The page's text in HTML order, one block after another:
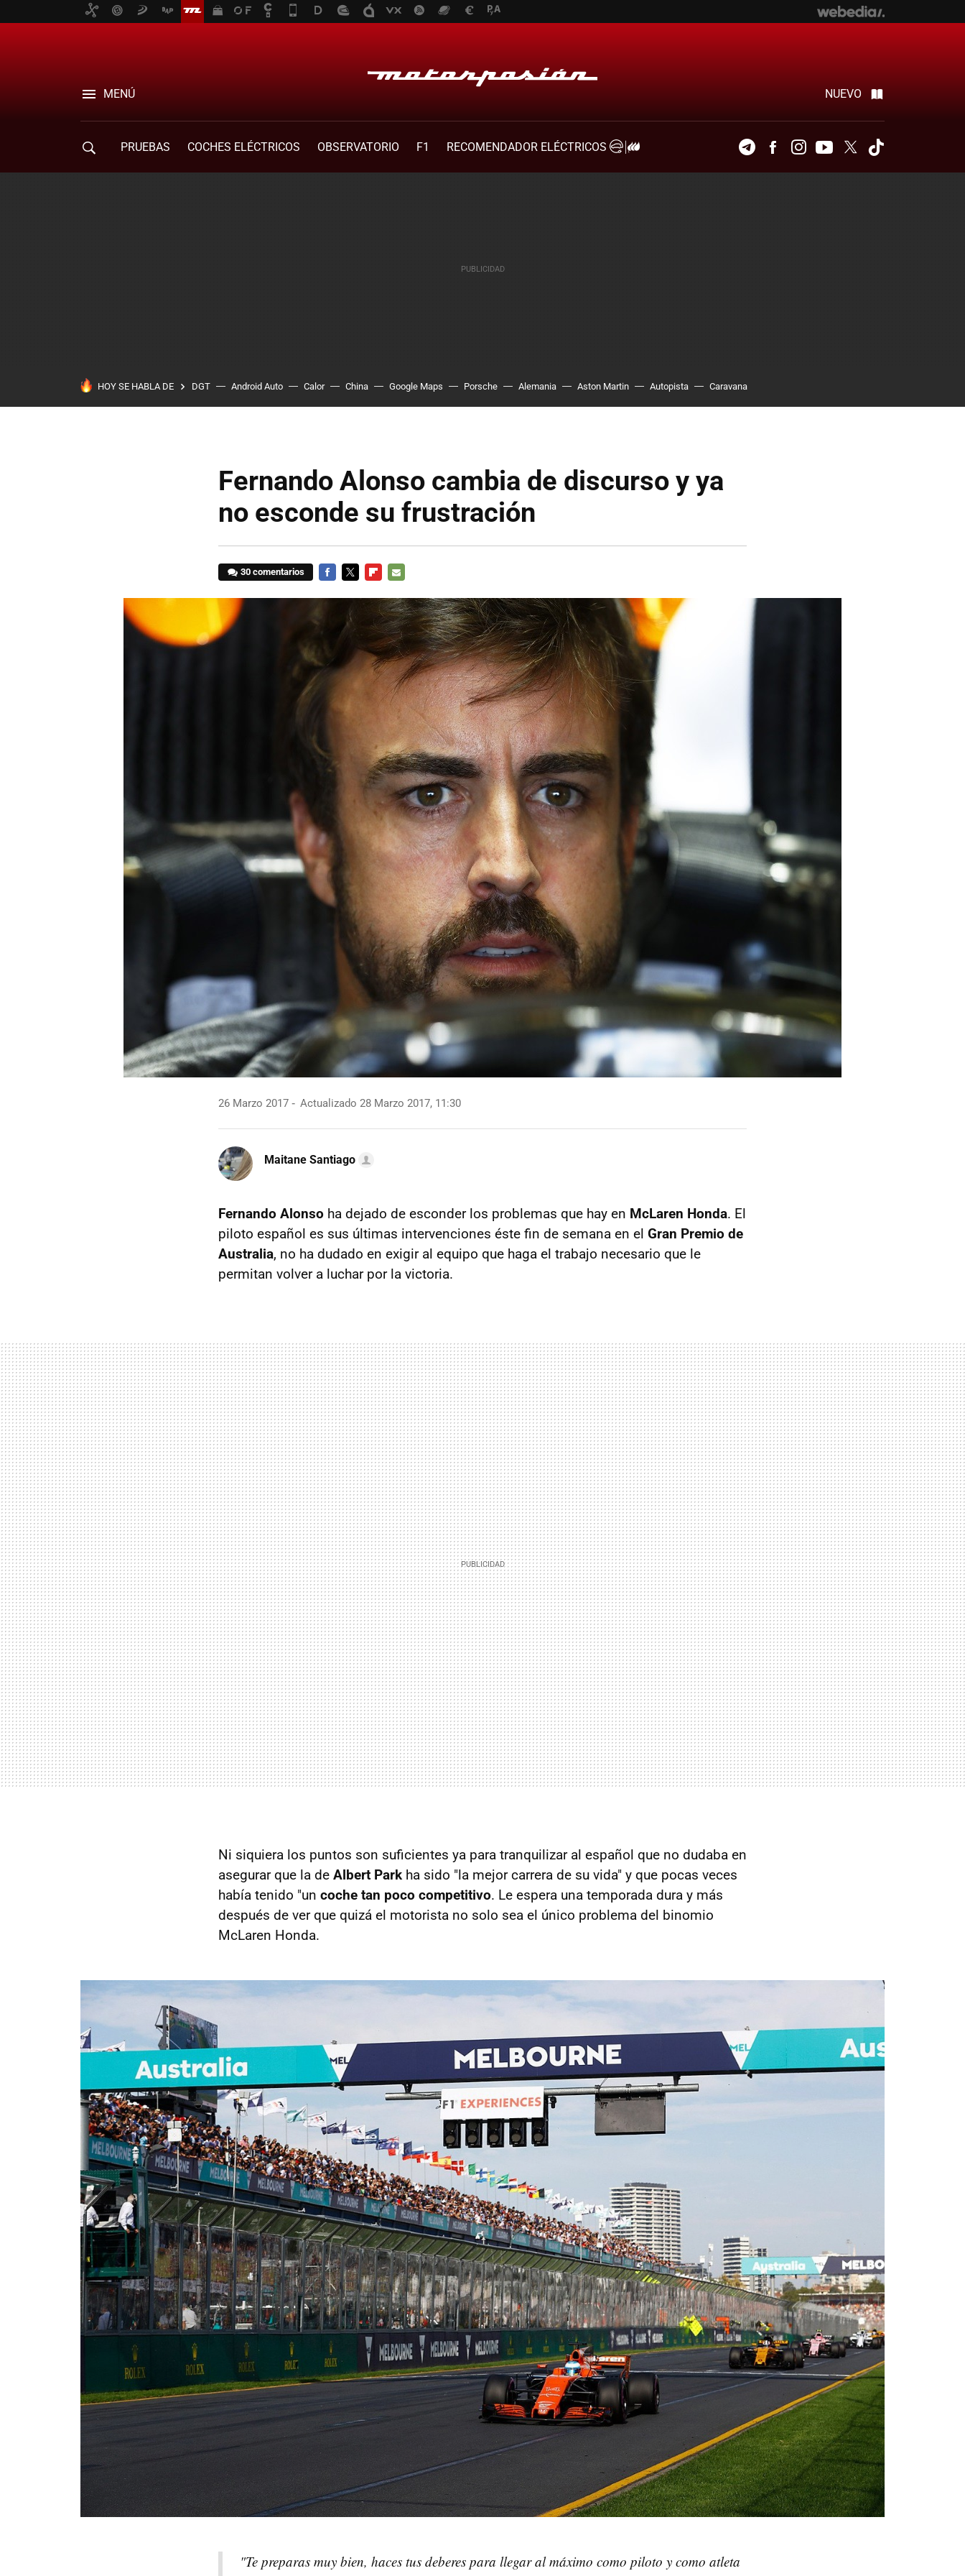
MENÚ NUEVO
PRUEBAS COCHES ELÉCTRICOS OBSERVATORIO F1
RECOMENDADOR ELÉCTRICOS
TelegramFacebookInstagramYoutubeTwitter
HOY SE HABLA DE DGT Android Auto Calor China Google Maps Porsche Alemania Aston Martin Autopista Caravana
Fernando Alonso cambia de discurso y ya
no esconde su frustración
30 comentarios
MAIL
26 Marzo 2017 Actualizado 28 Marzo 2017, 11:30
Maitane Santiago
Fernando Alonso ha dejado de esconder los problemas que hay en McLaren Honda. El
piloto español es sus últimas intervenciones éste fin de semana en el Gran Premio de
Australia, no ha dudado en exigir al equipo que haga el trabajo necesario que le
permitan volver a luchar por la victoria.
Ni siquiera los puntos son suficientes ya para tranquilizar al español que no dudaba en
asegurar que la de Albert Park ha sido "la mejor carrera de su vida" y que pocas veces
había tenido "un coche tan poco competitivo. Le espera una temporada dura y más
después de ver que quizá el motorista no solo sea el único problema del binomio
McLaren Honda.
"Te preparas muy bien, haces tus deberes para llegar al máximo como piloto y como atleta